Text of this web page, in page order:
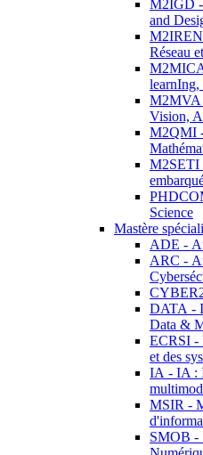
M2IGD
and
Réseau
M2MVA
Vision,
M2QMI
M2SETI
Science
Mastère
ADE -
ARC -
DATA -
Data &
ECRSI -
et des
IA - IA :
MSIR -
SMOB -